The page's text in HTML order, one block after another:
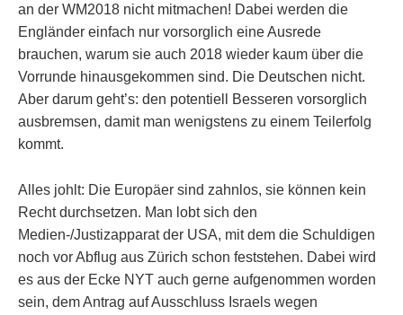
an der WM2018 nicht mitmachen! Dabei werden die
Engländer einfach nur vorsorglich eine Ausrede
brauchen, warum sie auch 2018 wieder kaum über die
Vorrunde hinausgekommen sind. Die Deutschen nicht.
Aber darum geht’s: den potentiell Besseren vorsorglich
ausbremsen, damit man wenigstens zu einem Teilerfolg
kommt.
Alles johlt: Die Europäer sind zahnlos, sie können kein
Recht durchsetzen. Man lobt sich den
Medien-/Justizapparat der USA, mit dem die Schuldigen
noch vor Abflug aus Zürich schon feststehen. Dabei wird
es aus der Ecke NYT auch gerne aufgenommen worden
sein, dem Antrag auf Ausschluss Israels wegen